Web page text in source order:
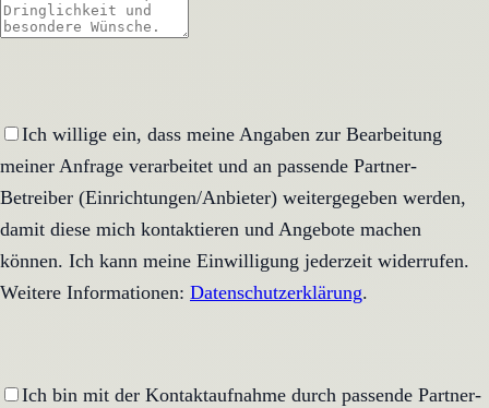
Ich willige ein, dass meine Angaben zur Bearbeitung
meiner Anfrage verarbeitet und an passende Partner-
Betreiber (Einrichtungen/Anbieter) weitergegeben werden,
damit diese mich kontaktieren und Angebote machen
können. Ich kann meine Einwilligung jederzeit widerrufen.
Weitere Informationen: Datenschutzerklärung.
Ich bin mit der Kontaktaufnahme durch passende Partner-